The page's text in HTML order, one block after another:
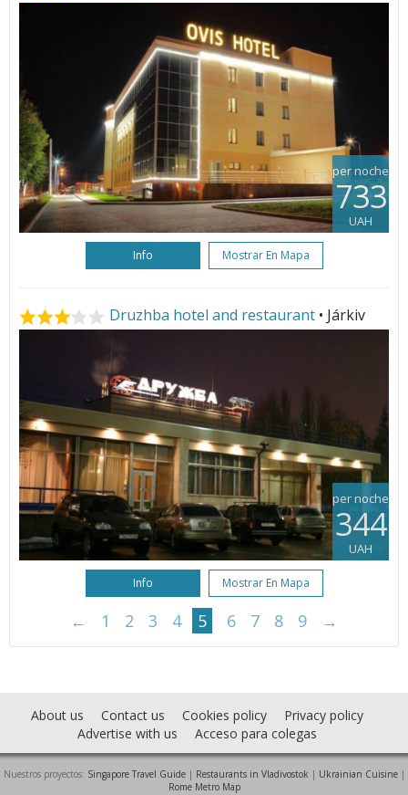
per noche
733
UAH
Info Mostrar En Mapa
Druzhba hotel and restaurant • Járkiv
per noche
344
UAH
Info Mostrar En Mapa
← 1 2 3 4 5 6 7 8 9 →
About us Contact us Cookies policy
Privacy policy
Advertise with us
Acceso para colegas
Nuestros proyectos: Singapore Travel Guide| Restaurants in Vladivostok | Ukrainian Cuisine|
Rome Metro Map